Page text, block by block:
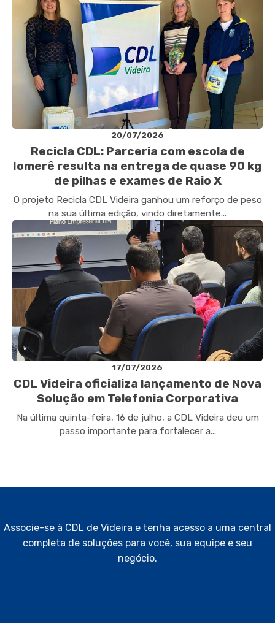
20/07/2026
Recicla CDL: Parceria com escola de
Iomerê resulta na entrega de quase 90 kg
de pilhas e exames de Raio X
O projeto Recicla CDL Videira ganhou um reforço de peso
na sua última edição, vindo diretamente...
17/07/2026
CDL Videira oficializa lançamento de Nova
Solução em Telefonia Corporativa
Na última quinta-feira, 16 de julho, a CDL Videira deu um
passo importante para fortalecer a...
Associe-se à CDL de Videira e tenha acesso a uma central
completa de soluções para você, sua equipe e seu
negócio.